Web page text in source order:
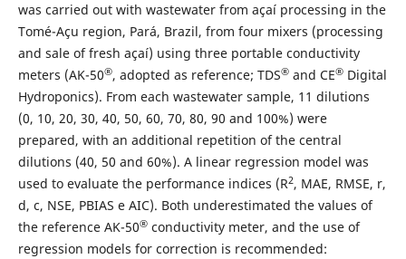
was carried out with wastewater from açaí processing in the
Tomé-Açu region, Pará, Brazil, from four mixers (processing
and sale of fresh açaí) using three portable conductivity
meters (AK-50®, adopted as reference; TDS®and CE®Digital
Hydroponics). From each wastewater sample, 11 dilutions
(0, 10, 20, 30, 40, 50, 60, 70, 80, 90 and 100%) were
prepared, with an additional repetition of the central
dilutions (40, 50 and 60%). A linear regression model was
used to evaluate the performance indices (R2, MAE, RMSE, r,
d, c, NSE, PBIAS e AIC). Both underestimated the values of
the reference AK-50®conductivity meter, and the use of
regression models for correction is recommended: